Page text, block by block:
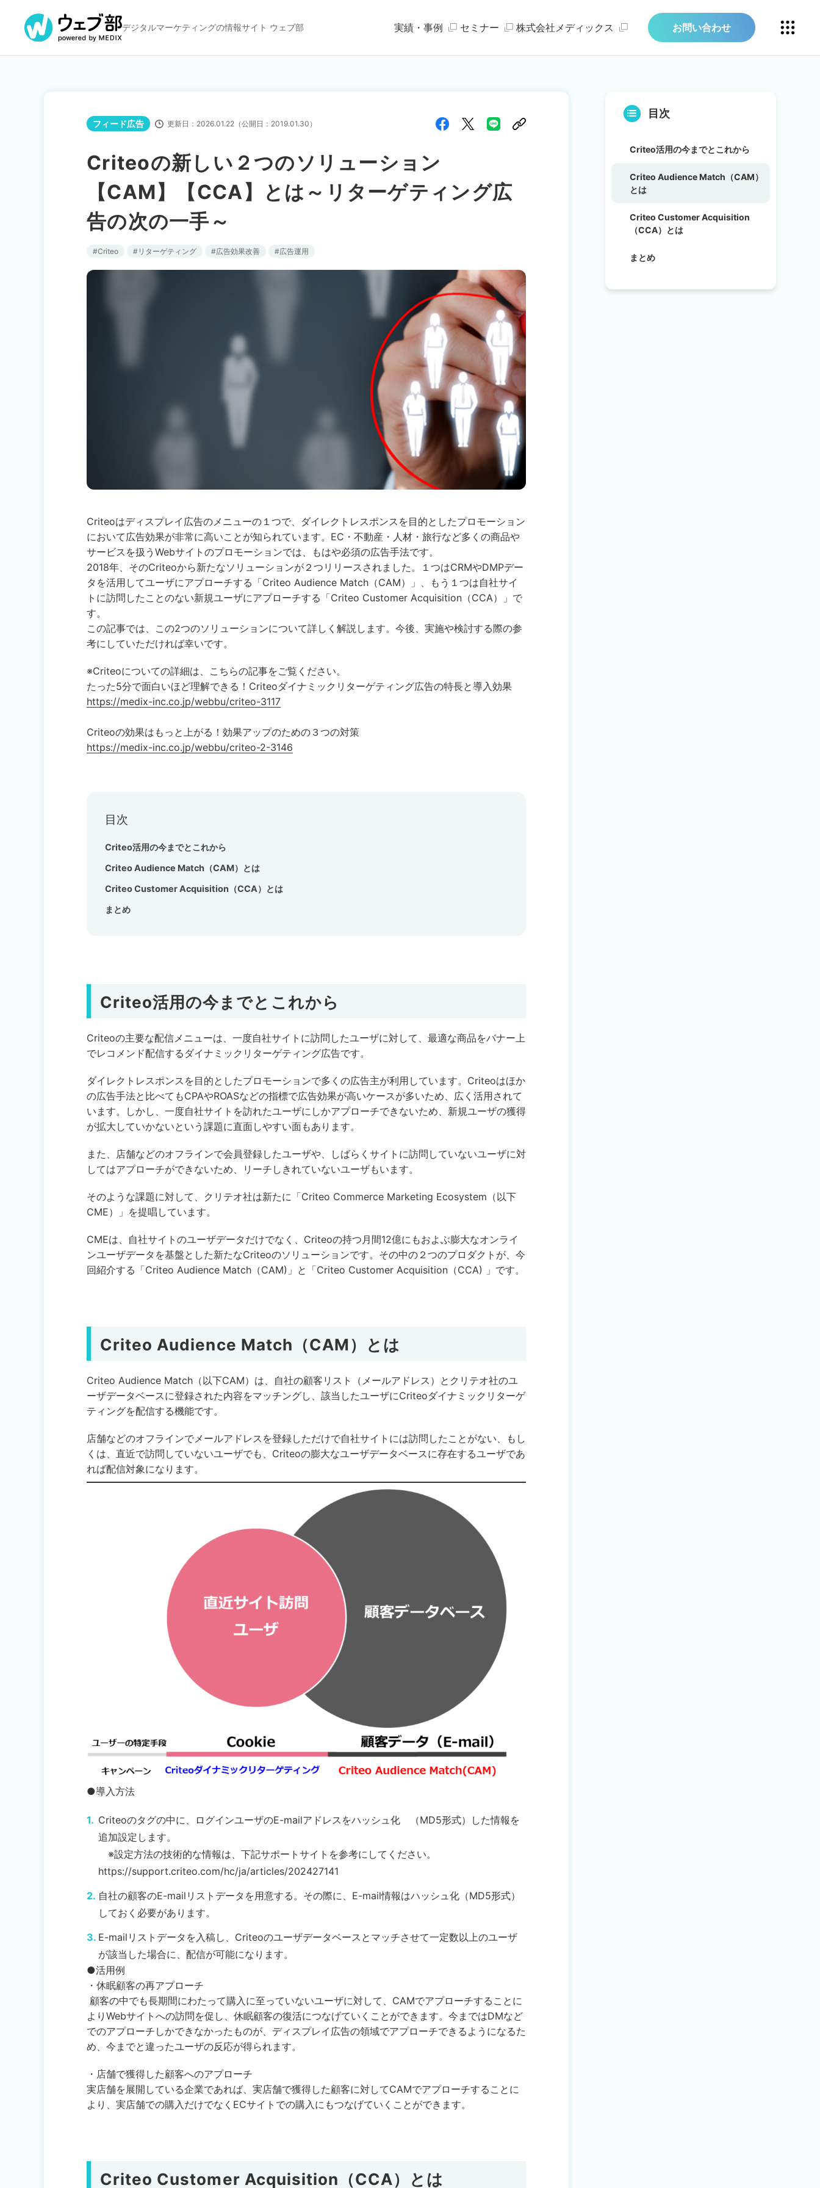
デジタルマーケティングの情報サイト ウェブ部 実績・事例 セミナー 株式会社メディックス お問い合わせ
Criteoの新しい２つのソリューション
【CAM】【CCA】とは～リターゲティング広
告の次の一手～
フィード広告 更新日： 2026.01.22 （公開日： 2019.01.30 ）
Criteo リターゲティング 広告効果改善 広告運用
Criteoはディスプレイ広告のメニューの１つで、ダイレクトレスポンスを目的としたプロモーション
において広告効果が非常に高いことが知られています。EC・不動産・人材・旅行など多くの商品や
サービスを扱うWebサイトのプロモーションでは、もはや必須の広告手法です。
2018年、そのCriteoから新たなソリューションが２つリリースされました。１つはCRMやDMPデー
タを活用してユーザにアプローチする「Criteo Audience Match（CAM）」、もう１つは自社サイ
トに訪問したことのない新規ユーザにアプローチする「Criteo Customer Acquisition（CCA）」で
す。
この記事では、この2つのソリューションについて詳しく解説します。今後、実施や検討する際の参
考にしていただければ幸いです。
※Criteoについての詳細は、こちらの記事をご覧ください。
たった5分で面白いほど理解できる！Criteoダイナミックリターゲティング広告の特長と導入効果
https://medix-inc.co.jp/webbu/criteo-3117
Criteoの効果はもっと上がる！効果アップのための３つの対策
https://medix-inc.co.jp/webbu/criteo-2-3146
目次
Criteo活用の今までとこれから
Criteo Audience Match（CAM）とは
Criteo Customer Acquisition（CCA）とは
まとめ
Criteo活用の今までとこれから
Criteoの主要な配信メニューは、一度自社サイトに訪問したユーザに対して、最適な商品をバナー上
でレコメンド配信するダイナミックリターゲティング広告です。
ダイレクトレスポンスを目的としたプロモーションで多くの広告主が利用しています。Criteoはほか
の広告手法と比べてもCPAやROASなどの指標で広告効果が高いケースが多いため、広く活用されて
います。しかし、一度自社サイトを訪れたユーザにしかアプローチできないため、新規ユーザの獲得
が拡大していかないという課題に直面しやすい面もあります。
また、店舗などのオフラインで会員登録したユーザや、しばらくサイトに訪問していないユーザに対
してはアプローチができないため、リーチしきれていないユーザもいます。
そのような課題に対して、クリテオ社は新たに「Criteo Commerce Marketing Ecosystem（以下
CME）」を提唱しています。
CMEは、自社サイトのユーザデータだけでなく、Criteoの持つ月間12億にもおよぶ膨大なオンライ
ンユーザデータを基盤とした新たなCriteoのソリューションです。その中の２つのプロダクトが、今
回紹介する「Criteo Audience Match（CAM)」と「Criteo Customer Acquisition（CCA) 」です。
Criteo Audience Match（CAM）とは
Criteo Audience Match（以下CAM）は、自社の顧客リスト（メールアドレス）とクリテオ社のユ
ーザデータベースに登録された内容をマッチングし、該当したユーザにCriteoダイナミックリターゲ
ティングを配信する機能です。
店舗などのオフラインでメールアドレスを登録しただけで自社サイトには訪問したことがない、もし
くは、直近で訪問していないユーザでも、Criteoの膨大なユーザデータベースに存在するユーザであ
れば配信対象になります。
●導入方法
Criteoのタグの中に、ログインユーザのE-mailアドレスをハッシュ化 （MD5形式）した情報を
追加設定します。
※設定方法の技術的な情報は、下記サポートサイトを参考にしてください。
https://support.criteo.com/hc/ja/articles/202427141
自社の顧客のE-mailリストデータを用意する。その際に、E-mail情報はハッシュ化（MD5形式）
しておく必要があります。
E-mailリストデータを入稿し、Criteoのユーザデータベースとマッチさせて一定数以上のユーザ
が該当した場合に、配信が可能になります。
●活用例
・休眠顧客の再アプローチ
顧客の中でも長期間にわたって購入に至っていないユーザに対して、CAMでアプローチすることに
よりWebサイトへの訪問を促し、休眠顧客の復活につなげていくことができます。今まではDMなど
でのアプローチしかできなかったものが、ディスプレイ広告の領域でアプローチできるようになるた
め、今までと違ったユーザの反応が得られます。
・店舗で獲得した顧客へのアプローチ
実店舗を展開している企業であれば、実店舗で獲得した顧客に対してCAMでアプローチすることに
より、実店舗での購入だけでなくECサイトでの購入にもつなげていくことができます。
Criteo Customer Acquisition （CCA）とは
目次
Criteo活用の今までとこれから
Criteo Audience Match（CAM）
とは
Criteo Customer Acquisition
（CCA）とは
まとめ